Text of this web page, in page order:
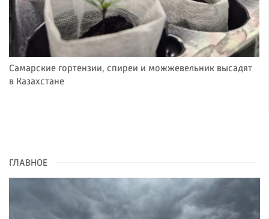
Самарские гортензии, спиреи и можжевельник высадят
в Казахстане
ГЛАВНОЕ